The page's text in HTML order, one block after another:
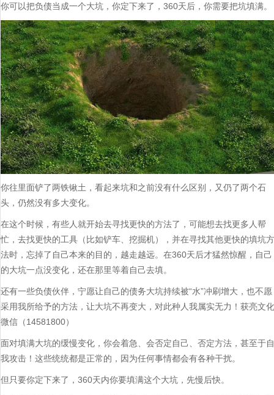
你可以把负债当成一个大坑，你定下来了，360天后，你需要把坑填满。
你往里面铲了两铁锹土，看起来坑和之前没有什么区别，又仍了两个石
头，仍然没有多大变化。
在这个时候，有些人就开始去寻找更快的方法了，可能想去找更多人帮
忙，去找更快的工具（比如铲车、挖掘机），并在寻找其他更快的填坑方
法时，忘掉了自己本来的目的，越走越远。在360天后才猛然惊醒，自己
的大坑一点没变化，还在那里等着自己去填。
还有一些负债伙伴，宁愿让自己的债务大坑持续被“水”冲刷增大，也不愿
采用我所给予的方法，让大坑不再变大，对此种人我属实无力！获亮文化
微信（14581800）
面对填满大坑的缓慢变化，你会着急、会否定自己、否定方法，甚至于自
我攻击！这些统统都是正常的，因为任何事情都会有各种干扰。
但只要你定下来了，360天内你要填满这个大坑，先慢后快。